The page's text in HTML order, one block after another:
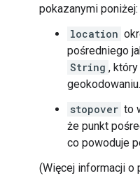
pokazanymi poniżej:
location
pośredniego
String ,
geokodowaniu.
stopover to
że punkt
co powoduje
(Więcej informacji o